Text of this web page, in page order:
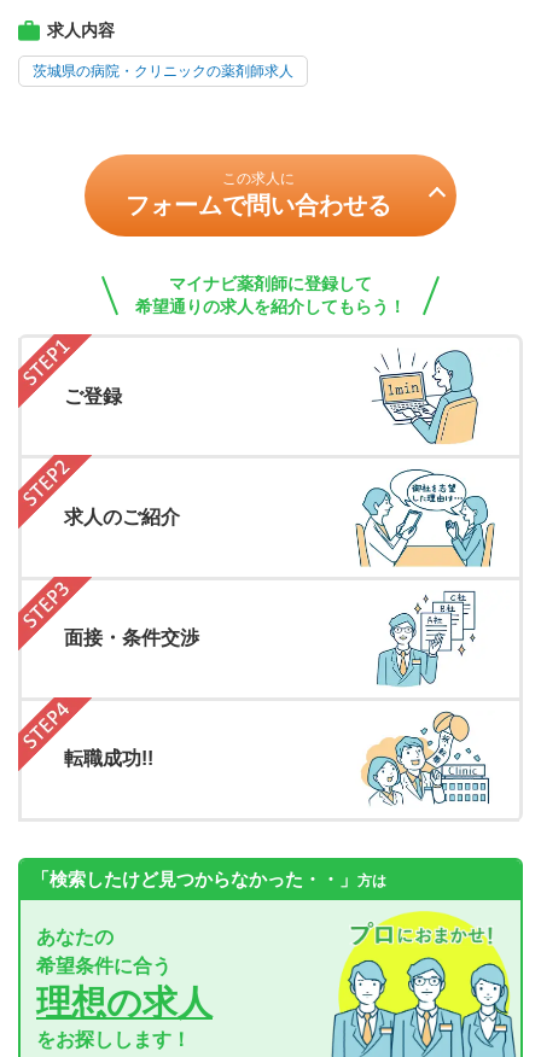
求人内容
茨城県の病院・クリニックの薬剤師求人
この求人に
フォームで問い合わせる
マイナビ薬剤師に登録して
希望通りの求人を紹介してもらう！
ご登録
求人のご紹介
面接・条件交渉
転職成功!!
「検索したけど見つからなかった・・」 方は
あなたの
希望条件に合う
理想の求人
をお探しします！